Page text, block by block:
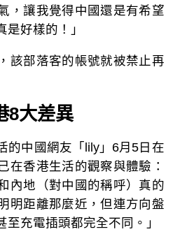
，讓我覺得中國還是有希望
好樣的！」
該部落客的帳號就被禁止再
8大差異
的中國網友「lily」6月5日在
在香港生活的觀察與體驗：
內地（對中國的稱呼）真的
明距離那麼近，但連方向盤
充電插頭都完全不同。」